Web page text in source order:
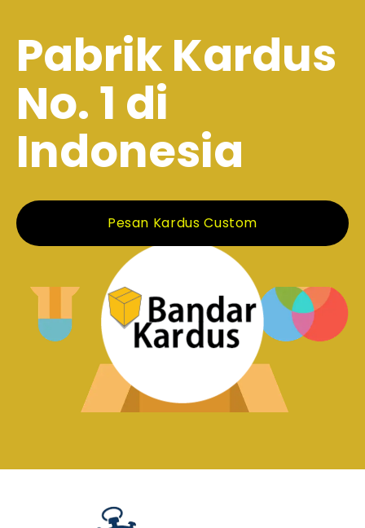
Pabrik Kardus
No. 1 di
Indonesia
Pesan Kardus Custom